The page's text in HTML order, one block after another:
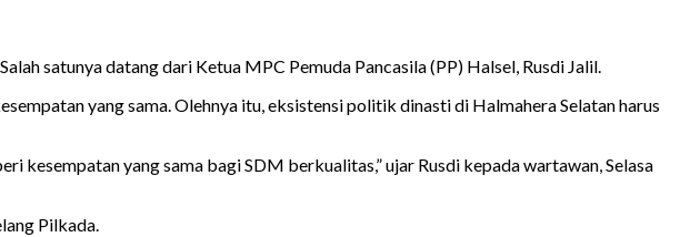
satunya datang dari Ketua MPC Pemuda Pancasila (PP) Halsel, Rusdi Jalil.
yang sama. Olehnya itu, eksistensi politik dinasti di Halmahera Selatan harus
kesempatan yang sama bagi SDM berkualitas,” ujar Rusdi kepada wartawan, Selasa
Pilkada.